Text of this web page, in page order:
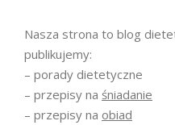
Nasza strona to blog
publikujemy:
– porady dietetyczne
– przepisy na śniadanie
– przepisy na obiad